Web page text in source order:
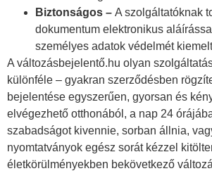
Biztonságos – A szolgáltatóknak
dokumentum elektronikus
személyes adatok védelmét
A változásbejelentő.hu olyan
különféle – gyakran szerződésben
bejelentése egyszerűen, gyorsan és
elvégezhető otthonából, a nap 24
szabadságot kivennie, sorban állnia,
nyomtatványok egész sorát kézzel
életkörülményekben bekövetkező